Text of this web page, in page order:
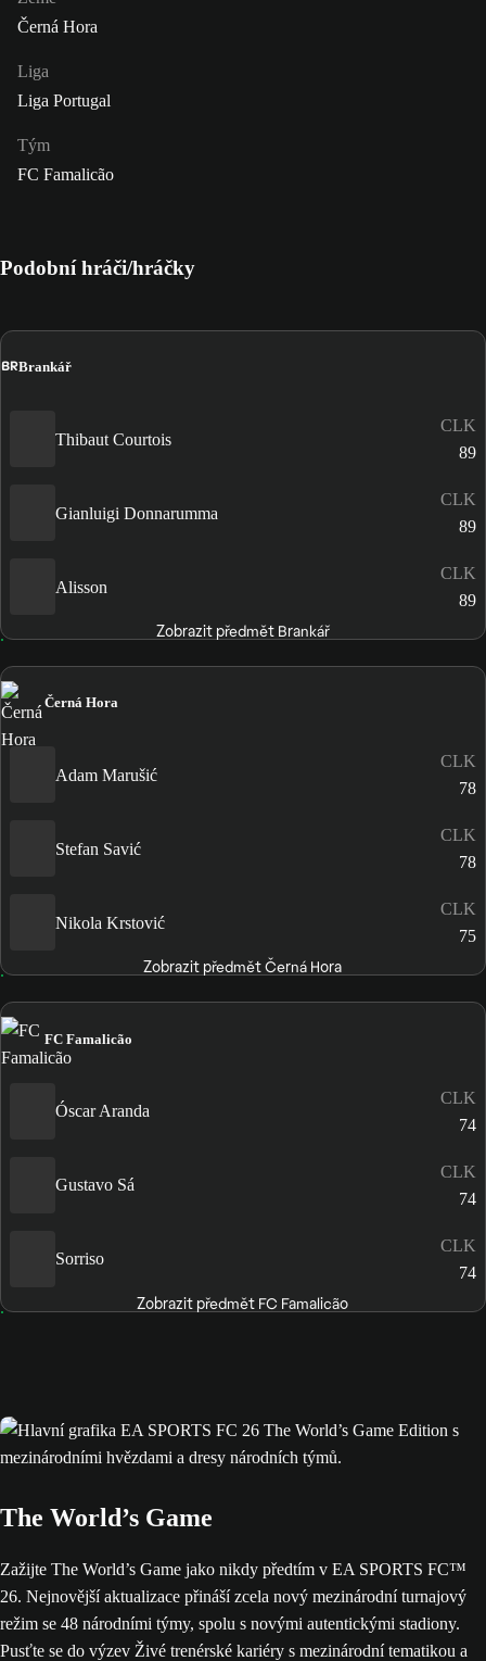
Černá Hora
Liga
Liga Portugal
Tým
FC Famalicão
Podobní hráči/hráčky
BRBrankář
Thibaut Courtois
CLK
89
Gianluigi Donnarumma
CLK
89
Alisson
CLK
89
Zobrazit předmět Brankář
Černá Hora
Adam Marušić
CLK
78
Stefan Savić
CLK
78
Nikola Krstović
CLK
75
Zobrazit předmět Černá Hora
FC Famalicão
Óscar Aranda
CLK
74
Gustavo Sá
CLK
74
Sorriso
CLK
74
Zobrazit předmět FC Famalicão
The World’s Game
Zažijte The World’s Game jako nikdy předtím v EA SPORTS FC™
26. Nejnovější aktualizace přináší zcela nový mezinárodní turnajový
režim se 48 národními týmy, spolu s novými autentickými stadiony.
Pusťte se do výzev Živé trenérské kariéry s mezinárodní tematikou a